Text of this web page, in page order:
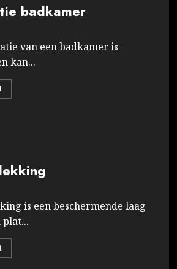
badkamer
van een badkamer is
kan...
is een beschermende laag
plat...